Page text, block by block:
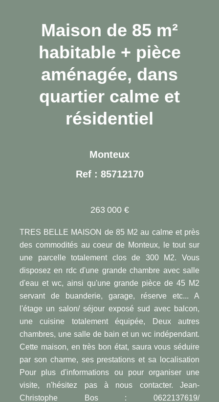
Maison de 85 m²
habitable + pièce
aménagée, dans
quartier calme et
résidentiel
Monteux
Ref : 85712170
263 000 €
TRES BELLE MAISON de 85 M2 au calme et près
des commodités au coeur de Monteux, le tout sur
une parcelle totalement clos de 300 M2. Vous
disposez en rdc d'une grande chambre avec salle
d'eau et wc, ainsi qu'une grande pièce de 45 M2
servant de buanderie, garage, réserve etc... A
l'étage un salon/ séjour exposé sud avec balcon,
une cuisine totalement équipée, Deux autres
chambres, une salle de bain et un wc indépendant.
Cette maison, en très bon état, saura vous séduire
par son charme, ses prestations et sa localisation
Pour plus d'informations ou pour organiser une
visite, n'hésitez pas à nous contacter. Jean-
Christophe Bos : 0622137619/